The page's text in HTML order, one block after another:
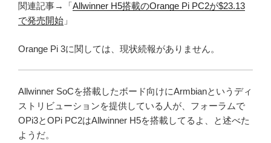
関連記事→「Allwinner H5搭載のOrange Pi PC2が$23.13
で発売開始 」
Orange Pi 3に関しては、現状続報がありません。
Allwinner SoCを搭載したボード向けにArmbianというディ
ストリビューションを提供している人が、フォーラムで
OPi3とOPi PC2はAllwinner H5を搭載してるよ、と述べた
ようだ。